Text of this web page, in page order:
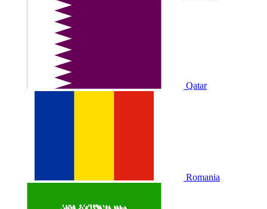
Qatar
Romania